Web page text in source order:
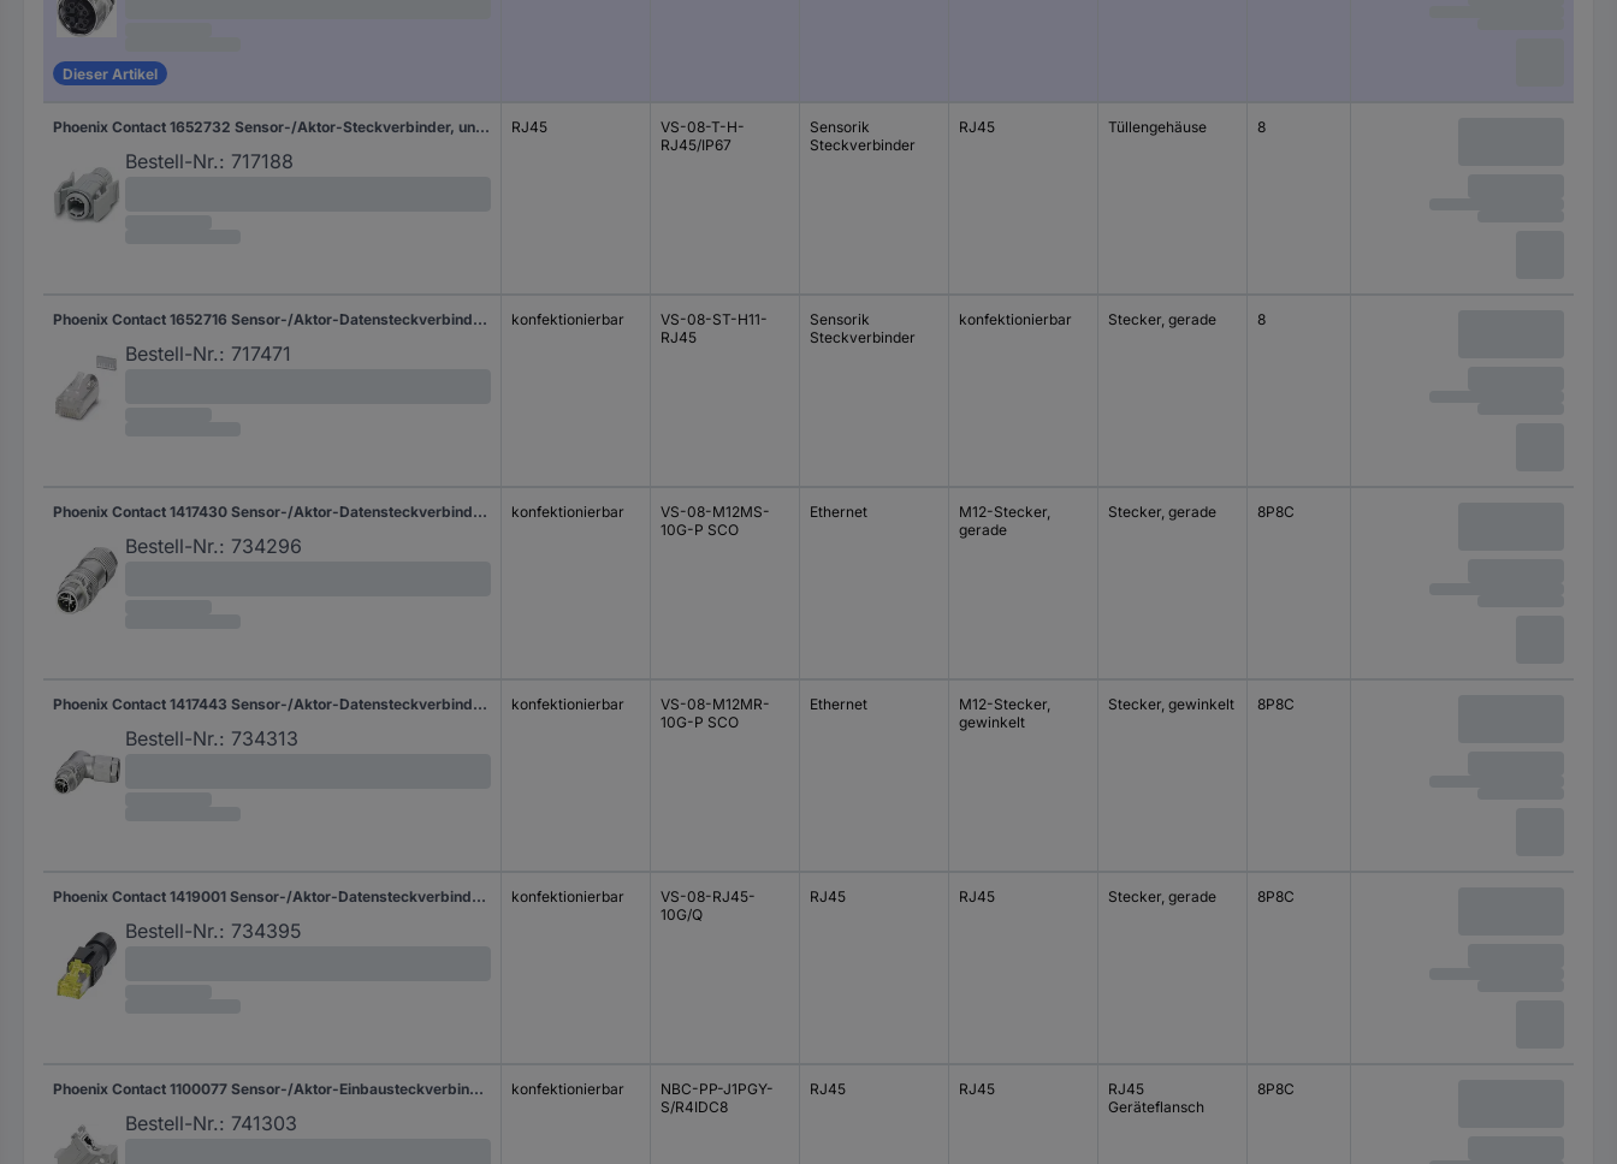
Dieser Artikel
Phoenix Contact 1652732 Sensor-/Aktor-Steckverbinder, unkonfektioniert Tüllengehäuse Polzahl Sensoren: 8 5 St. Package
Bestell-Nr.: 717188
RJ45
VS-08-T-H-
RJ45/IP67
Sensorik
Steckverbinder
RJ45 Tüllengehäuse 8
Phoenix Contact 1652716 Sensor-/Aktor-Datensteckverbinder Stecker, gerade Polzahl Sensoren: 8 5 St.
Bestell-Nr.: 717471
konfektionierbar
VS-08-ST-H11-
RJ45
Sensorik
Steckverbinder
konfektionierbar Stecker, gerade 8
Phoenix Contact 1417430 Sensor-/Aktor-Datensteckverbinder M12 Stecker, gerade Polzahl Sensoren: 8P8C 1 St.
Bestell-Nr.: 734296
konfektionierbar
VS-08-M12MS-
10G-P SCO
Ethernet
M12-Stecker,
gerade
Stecker, gerade 8P8C
Phoenix Contact 1417443 Sensor-/Aktor-Datensteckverbinder M12 Stecker, gewinkelt Polzahl Sensoren: 8P8C 1 St.
Bestell-Nr.: 734313
konfektionierbar
VS-08-M12MR-
10G-P SCO
Ethernet
M12-Stecker,
gewinkelt
Stecker, gewinkelt 8P8C
Phoenix Contact 1419001 Sensor-/Aktor-Datensteckverbinder Stecker, gerade Polzahl Sensoren: 8P8C 1 St.
Bestell-Nr.: 734395
konfektionierbar
VS-08-RJ45-
10G/Q
RJ45 RJ45 Stecker, gerade 8P8C
Phoenix Contact 1100077 Sensor-/Aktor-Einbausteckverbinder RJ45 Geräteflansch Polzahl Sensoren: 8P8C 1 St.
Bestell-Nr.: 741303
konfektionierbar
NBC-PP-J1PGY-
S/R4IDC8
RJ45 RJ45
RJ45
Geräteflansch
8P8C